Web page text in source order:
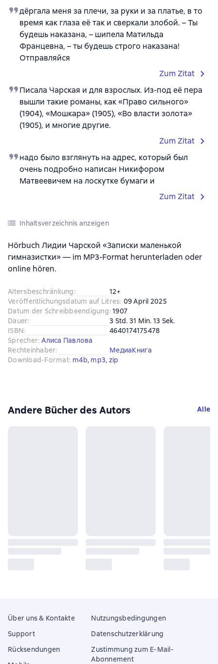
дёргала меня за плечи, за руки и за платье, в то
время как глаза её так и сверкали злобой. – Ты
будешь наказана, – шипела Матильда
Францевна, – ты будешь строго наказана!
Отправляйся
Zum Zitat
Писала Чарская и для взрослых. Из-под её пера
вышли такие романы, как «Право сильного»
(1904), «Мошкара» (1905), «Во власти золота»
(1905), и многие другие.
Zum Zitat
надо было взглянуть на адрес, который был
очень подробно написан Никифором
Матвеевичем на лоскутке бумаги и
Zum Zitat
Inhaltsverzeichnis anzeigen
Hörbuch Лидии Чарской «Записки маленькой
гимназистки» — im MP3-Format herunterladen oder
online hören.
Altersbeschränkung:
12+
Veröffentlichungsdatum auf Litres: 09 April 2025
Datum der Schreibbeendigung: 1907
Dauer:
3 Std. 31 Min. 13 Sek.
ISBN:
4640174175478
Sprecher: Алиса Павлова
Rechteinhaber:
МедиаКнига
Download-Format: m4b, mp3, zip
Andere Bücher des Autors Alle
Über uns & Kontakte
Support
Rücksendungen
Nutzungsbedingungen
Datenschutzerklärung
Zustimmung zum E-Mail-
Abonnement